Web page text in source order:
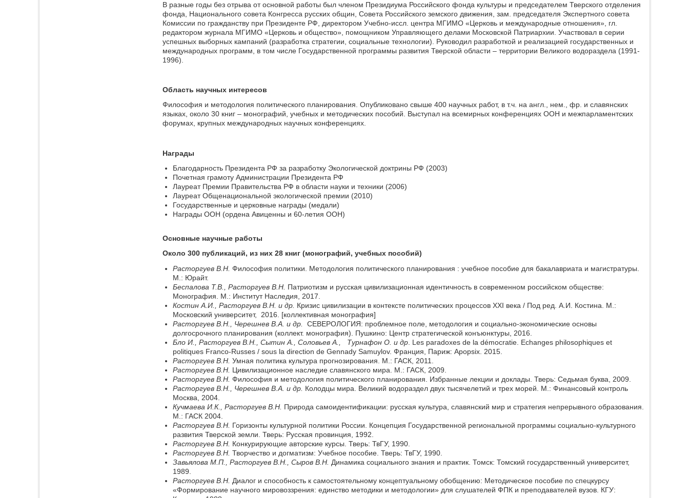
В разные годы без отрыва от основной работы был членом Президиума Российского фонда культуры и председателем Тверского отделения
фонда, Национального совета Конгресса русских общин, Совета Российского земского движения, зам. председателя Экспертного совета
Комиссии по гражданству при Президенте РФ, директором Учебно-иссл. центра МГИМО «Церковь и международные отношения», гл.
редактором журнала МГИМО «Церковь и общество», помощником Управляющего делами Московской Патриархии. Участвовал в серии
успешных выборных кампаний (разработка стратегии, социальные технологии). Руководил разработкой и реализацией государственных и
международных программ, в том числе Государственной программы развития Тверской области – территории Великого водораздела (1991-
1996).
Область научных интересов
Философия и методология политического планирования. Опубликовано свыше 400 научных работ, в т.ч. на англ., нем., фр. и славянских
языках, около 30 книг – монографий, учебных и методических пособий. Выступал на всемирных конференциях ООН и межпарламентских
форумах, крупных международных научных конференциях.
Награды
Благодарность Президента РФ за разработку Экологической доктрины РФ (2003)
Почетная грамоту Администрации Президента РФ
Лауреат Премии Правительства РФ в области науки и техники (2006)
Лауреат Общенациональной экологической премии (2010)
Государственные и церковные награды (медали)
Награды ООН (ордена Авиценны и 60-летия ООН)
Основные научные работы
Около 300 публикаций, из них 28 книг (монографий, учебных пособий)
Расторгуев В.Н. Философия политики. Методология политического планирования : учебное пособие для бакалавриата и магистратуры.
М.: Юрайт.
Беспалова Т.В., Расторгуев В.Н. Патриотизм и русская цивилизационная идентичность в современном российском обществе:
Монография. М.: Институт Наследия, 2017.
Костин А.И.
, Расторгуев В.Н. и др. Кризис цивилизации в контексте политических процессов XXI века / Под ред. А.И. Костина. М.:
Московский университет, 2016. [коллективная монография]
Расторгуев В.Н.
, Черешнев В.А. и др.
СЕВЕРОЛОГИЯ: проблемное поле, методология и социально-экономические основы
долгосрочного планирования (коллект. монография). Пушкино: Центр стратегической конъюнктуры, 2016.
Бло И.
, Расторгуев В. Н., Сытин А. , Соловьев А. Турнафон О. и др . Les paradoxes de la démocratie. Echanges philosophiques et
politiques Franco-Russes / sous la direction de Gennady Samuylov. Франция, Париж: Apopsix. 2015.
Расторгуев В.Н. Умная политика культура прогнозирования. М.: ГАСК, 2011.
Расторгуев В.Н. Цивилизационное наследие славянского мира. М.: ГАСК, 2009.
Расторгуев В.Н. Философия и методология политического планирования. Избранные лекции и доклады. Тверь: Седьмая буква, 2009.
Расторгуев В.Н.
, Черешнев В.А. и др. Колодцы мира. Великий водораздел двух тысячелетий и трех морей. М.: Финансовый контроль
Москва, 2004.
Кучмаева И.К.
, Расторгуев В.Н. Природа самоидентификации: русская культура, славянский мир и стратегия непрерывного образования.
М.: ГАСК 2004.
Расторгуев В.Н. Горизонты культурной политики России. Концепция Государственной региональной программы социально-культурного
развития Тверской земли. Тверь: Русская провинция, 1992.
Расторгуев В.Н. Конкурирующие авторские курсы. Тверь: ТвГУ, 1990.
Расторгуев В.Н. Творчество и догматизм: Учебное пособие. Тверь: ТвГУ, 1990.
Завьялова М.П.
, Расторгуев В.Н. , Сыров В.Н. Динамика социального знания и практик. Томск: Томский государственный университет,
1989.
Расторгуев В.Н. Диалог и способность к самостоятельному концептуальному обобщению: Методическое пособие по спецкурсу
«Формирование научного мировоззрения: единство методики и методологии» для слушателей ФПК и преподавателей вузов. КГУ: